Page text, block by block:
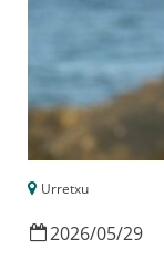
Urretxu
2026/05/29